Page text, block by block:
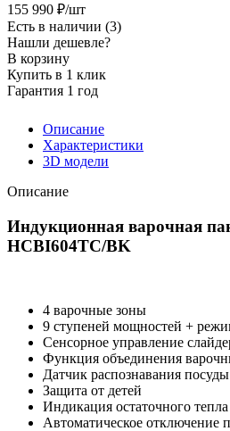
155 990 ₽/шт
Есть в наличии (3)
Нашли дешевле?
В корзину
Купить в 1 клик
Гарантия 1 год
Описание
Характеристики
3D модели
Описание
Индукционная варочная
HCBI604TC/BK
4 варочные зоны
9 ступеней мощностей +
Сенсорное управление
Функция объединения
Датчик распознавания посуды
Защита от детей
Индикация остаточного тепла
Автоматическое отключение